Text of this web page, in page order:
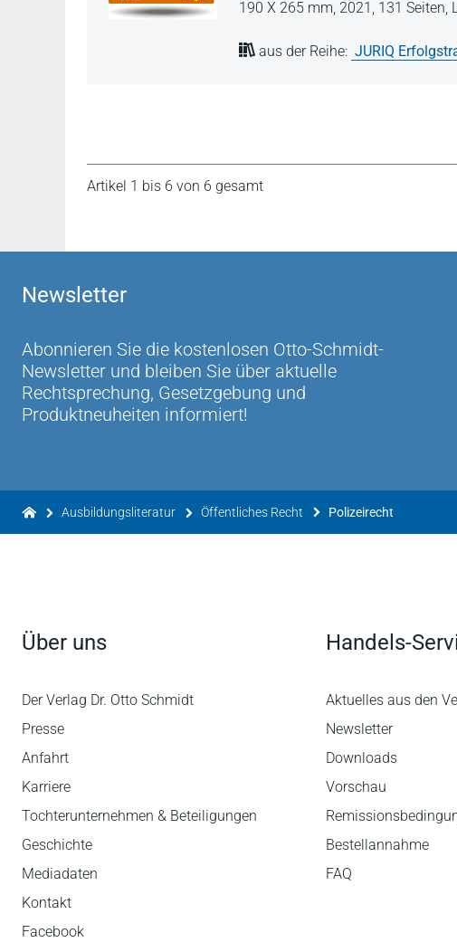
190 X 265 mm, 2021, 131 Seiten,
aus der Reihe: JURIQ
Artikel 1 bis 6 von 6 gesamt
Newsletter
Abonnieren Sie die kostenlosen Otto-Schmidt-
Newsletter und bleiben Sie über aktuelle
Rechtsprechung, Gesetzgebung und
Produktneuheiten informiert!
Ausbildungsliteratur Öffentliches Recht Polizeirecht
Über uns
Der Verlag Dr. Otto Schmidt
Presse
Anfahrt
Karriere
Tochterunternehmen & Beteiligungen
Geschichte
Mediadaten
Kontakt
Facebook
Handels-
Aktuelles aus den
Newsletter
Downloads
Vorschau
Bestellannahme
FAQ